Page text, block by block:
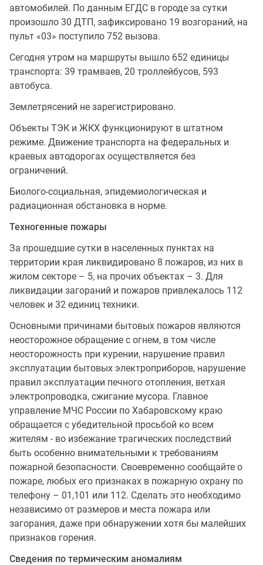
автомобилей. По данным ЕГДС в городе за сутки
произошло 30 ДТП, зафиксировано 19 возгораний, на
пульт «03» поступило 752 вызова.
Сегодня утром на маршруты вышло 652 единицы
транспорта: 39 трамваев, 20 троллейбусов, 593
автобуса.
Землетрясений не зарегистрировано.
Объекты ТЭК и ЖКХ функционируют в штатном
режиме. Движение транспорта на федеральных и
краевых автодорогах осуществляется без
ограничений.
Биолого-социальная, эпидемиологическая и
радиационная обстановка в норме.
Техногенные пожары
За прошедшие сутки в населенных пунктах на
территории края ликвидировано 8 пожаров, из них в
жилом секторе – 5, на прочих объектах – 3. Для
ликвидации загораний и пожаров привлекалось 112
человек и 32 единиц техники.
Основными причинами бытовых пожаров являются
неосторожное обращение с огнем, в том числе
неосторожность при курении, нарушение правил
эксплуатации бытовых электроприборов, нарушение
правил эксплуатации печного отопления, ветхая
электропроводка, сжигание мусора. Главное
управление МЧС России по Хабаровскому краю
обращается с убедительной просьбой ко всем
жителям - во избежание трагических последствий
быть особенно внимательными к требованиям
пожарной безопасности. Своевременно сообщайте о
пожаре, любых его признаках в пожарную охрану по
телефону – 01,101 или 112. Сделать это необходимо
независимо от размеров и места пожара или
загорания, даже при обнаружении хотя бы малейших
признаков горения.
Сведения по термическим аномалиям